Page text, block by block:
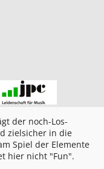
der noch-Los-
zielsicher in die
Spiel der Elemente
hier nicht "Fun".